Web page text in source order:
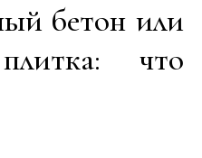
бетон или
что